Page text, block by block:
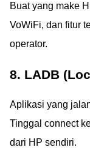
Buat yang make
VoWiFi, dan fitur
operator.
8. LADB
Aplikasi yang
Tinggal connect
dari HP sendiri.